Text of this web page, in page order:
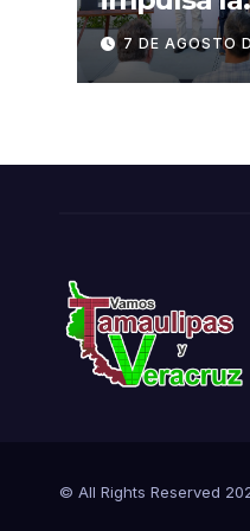
la entrada
Histórico
7 DE AGOSTO
© All Rights Reserved